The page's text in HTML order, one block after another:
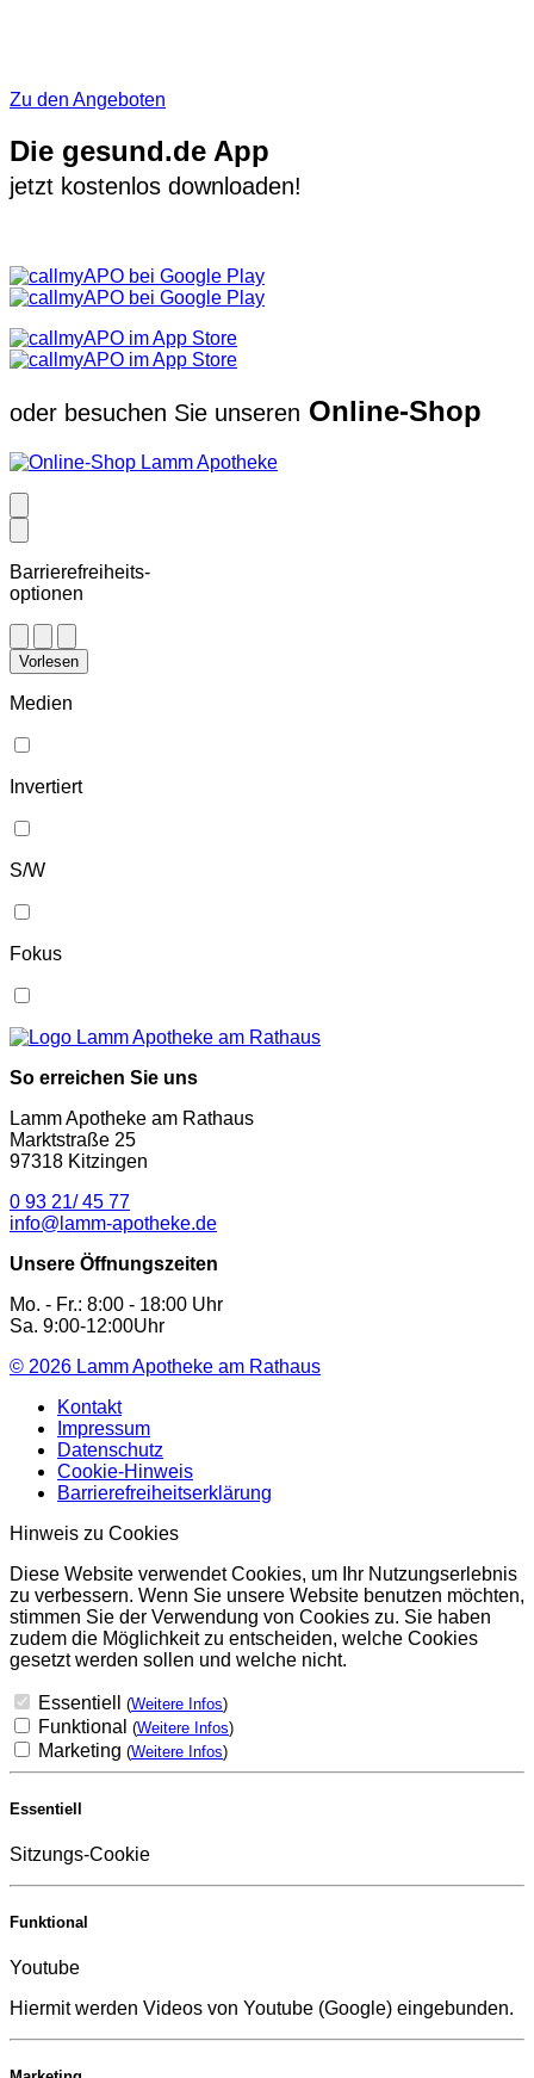
Zu den Angeboten
Die gesund.de App
jetzt kostenlos downloaden!
oder besuchen Sie unseren Online-Shop
Barrierefreiheits-
optionen
Vorlesen
Medien
Invertiert
S/W
Fokus
So erreichen Sie uns
Lamm Apotheke am Rathaus
Marktstraße 25
97318 Kitzingen
0 93 21/ 45 77
info@lamm-apotheke.de
Unsere Öffnungszeiten
Mo. - Fr.: 8:00 - 18:00 Uhr
Sa. 9:00-12:00Uhr
© 2026 Lamm Apotheke am Rathaus
Kontakt
Impressum
Datenschutz
Cookie-Hinweis
Barrierefreiheitserklärung
Hinweis zu Cookies
Diese Website verwendet Cookies, um Ihr Nutzungserlebnis
zu verbessern. Wenn Sie unsere Website benutzen möchten,
stimmen Sie der Verwendung von Cookies zu. Sie haben
zudem die Möglichkeit zu entscheiden, welche Cookies
gesetzt werden sollen und welche nicht.
Essentiell (Weitere Infos)
Funktional (Weitere Infos)
Marketing (Weitere Infos)
Essentiell
Sitzungs-Cookie
Funktional
Youtube
Hiermit werden Videos von Youtube (Google) eingebunden.